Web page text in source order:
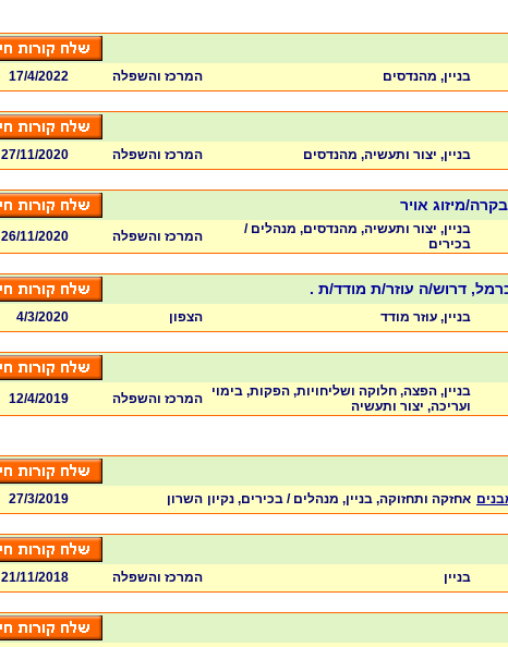
בניין, מהנדסים המרכז והשפלה 17/4/2022
בניין, יצור ותעשיה, מהנדסים המרכז והשפלה 27/11/2020
מיזוג אויר
בניין, יצור ותעשיה, מהנדסים, מנהלים /
בכירים
המרכז והשפלה 26/11/2020
דרוש/ה עוזר/ת מודד/ת .
בניין, עוזר מודד הצפון 4/3/2020
בניין, הפצה, חלוקה ושליחויות, הפקות, בימוי
ועריכה, יצור ותעשיה
המרכז והשפלה 12/4/2019
אחזקה ותחזוקה, בניין, מנהלים / בכירים, נקיון השרון 27/3/2019
בניין המרכז והשפלה 21/11/2018